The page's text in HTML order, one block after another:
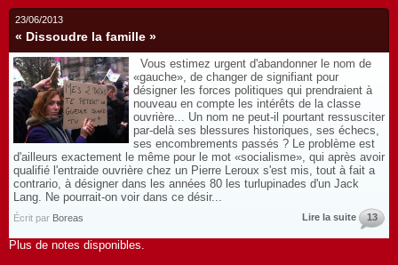
23/06/2013
« Dissoudre la famille »
Vous estimez urgent d'abandonner le nom de
«gauche», de changer de signifiant pour
désigner les forces politiques qui prendraient à
nouveau en compte les intérêts de la classe
ouvrière... Un nom ne peut-il pourtant ressusciter
par-delà ses blessures historiques, ses échecs,
ses encombrements passés ? Le problème est
d'ailleurs exactement le même pour le mot «socialisme», qui après avoir
qualifié l'entraide ouvrière chez un Pierre Leroux s'est mis, tout à fait a
contrario, à désigner dans les années 80 les turlupinades d'un Jack
Lang. Ne pourrait-on voir dans ce désir...
Écrit par Boreas Lire la suite 13
Plus de notes disponibles.